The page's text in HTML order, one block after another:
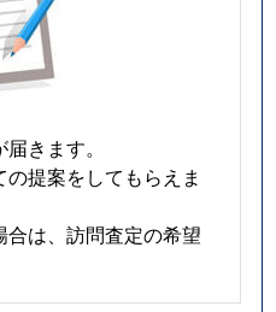
きます。
提案をしてもらえま
は、訪問査定の希望